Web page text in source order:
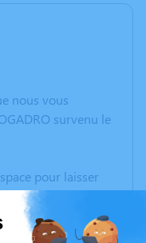
nous vous
survenu le
pour laisser
souvenirs, une
travers des
est un lieu